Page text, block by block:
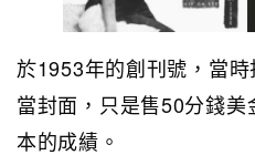
於1953年的創刊號，當
當封面，只是售50分錢
本的成績。